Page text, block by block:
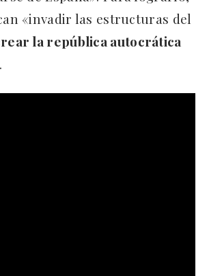
«invadir las estructuras del
la república autocrática